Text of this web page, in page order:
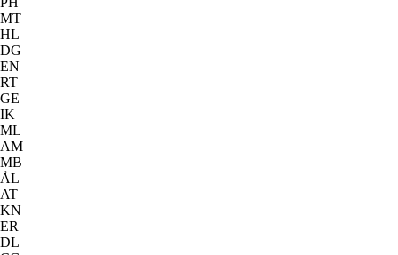
MT
HL
DG
EN
RT
GE
IK
ML
AM
MB
ÅL
AT
KN
ER
DL